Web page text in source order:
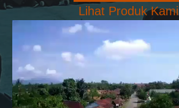
Lihat Produk Kami